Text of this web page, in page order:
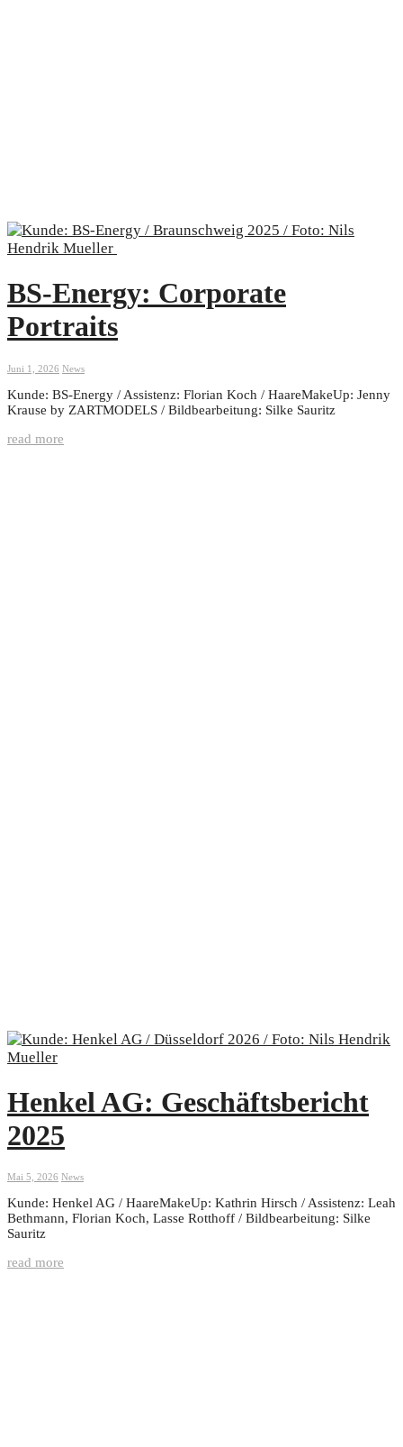
BS-Energy: Corporate
Portraits
Juni 1, 2026 News
Kunde: BS-Energy / Assistenz: Florian Koch / HaareMakeUp: Jenny
Krause by ZARTMODELS / Bildbearbeitung: Silke Sauritz
read more
Henkel AG: Geschäftsbericht
2025
Mai 5, 2026 News
Kunde: Henkel AG / HaareMakeUp: Kathrin Hirsch / Assistenz: Leah
Bethmann, Florian Koch, Lasse Rotthoff / Bildbearbeitung: Silke
Sauritz
read more